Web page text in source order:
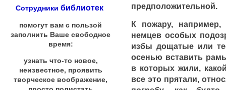
предположительной.
К пожару,
немцев особых
избы дощатые или
осенью вставить
в которых жили,
все это прятали,
Сотрудники библиотек
помогут вам с пользой
заполнить Ваше свободное
время:
узнать что-то новое,
неизвестное, проявить
творческое воображение,